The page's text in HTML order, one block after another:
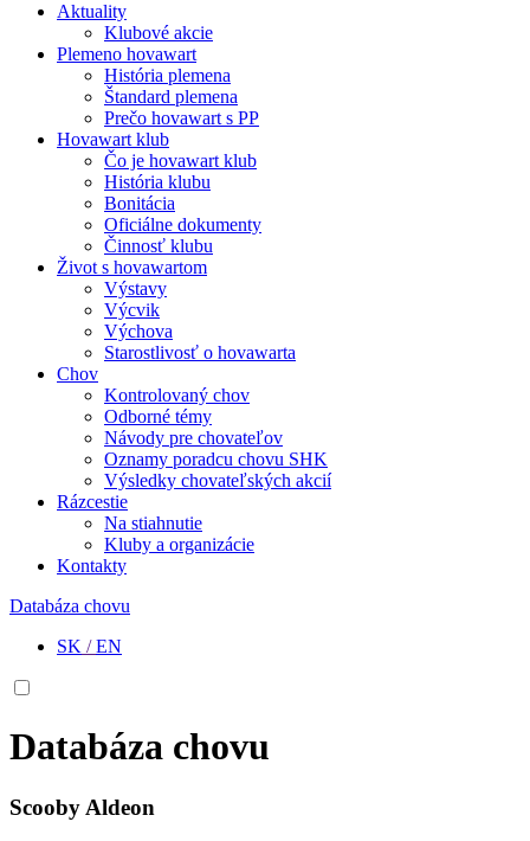
Aktuality
Klubové akcie
Plemeno hovawart
História plemena
Štandard plemena
Prečo hovawart s PP
Hovawart klub
Čo je hovawart klub
História klubu
Bonitácia
Oficiálne dokumenty
Činnosť klubu
Život s hovawartom
Výstavy
Výcvik
Výchova
Starostlivosť o hovawarta
Chov
Kontrolovaný chov
Odborné témy
Návody pre chovateľov
Oznamy poradcu chovu SHK
Výsledky chovateľských akcií
Rázcestie
Na stiahnutie
Kluby a organizácie
Kontakty
Databáza chovu
SK /EN
Databáza chovu
Scooby Aldeon